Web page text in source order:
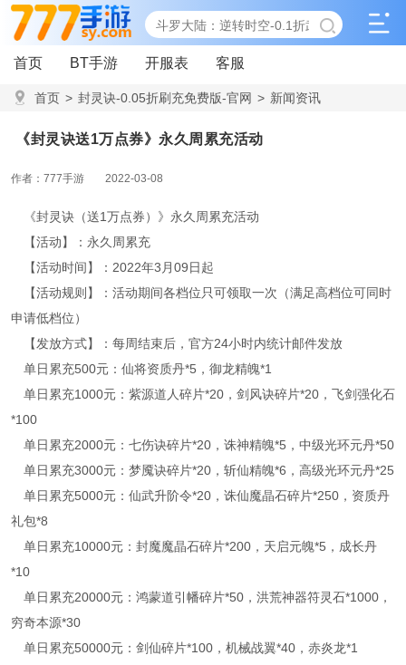
首页 BT手游 开服表 客服
首页 > 封灵诀-0.05折刷充免费版-官网 > 新闻资讯
《封灵诀送1万点券》永久周累充活动
作者：777手游 2022-03-08
《封灵诀（送1万点券）》永久周累充活动
【活动】：永久周累充
【活动时间】：2022年3月09日起
【活动规则】：活动期间各档位只可领取一次（满足高档位可同时
申请低档位）
【发放方式】：每周结束后，官方24小时内统计邮件发放
单日累充500元：仙将资质丹*5，御龙精魄*1
单日累充1000元：紫源道人碎片*20，剑风诀碎片*20，飞剑强化石
*100
单日累充2000元：七伤诀碎片*20，诛神精魄*5，中级光环元丹*50
单日累充3000元：梦魇诀碎片*20，斩仙精魄*6，高级光环元丹*25
单日累充5000元：仙武升阶令*20，诛仙魔晶石碎片*250，资质丹
礼包*8
单日累充10000元：封魔魔晶石碎片*200，天启元魄*5，成长丹
*10
单日累充20000元：鸿蒙道引幡碎片*50，洪荒神器符灵石*1000，
穷奇本源*30
单日累充50000元：剑仙碎片*100，机械战翼*40，赤炎龙*1